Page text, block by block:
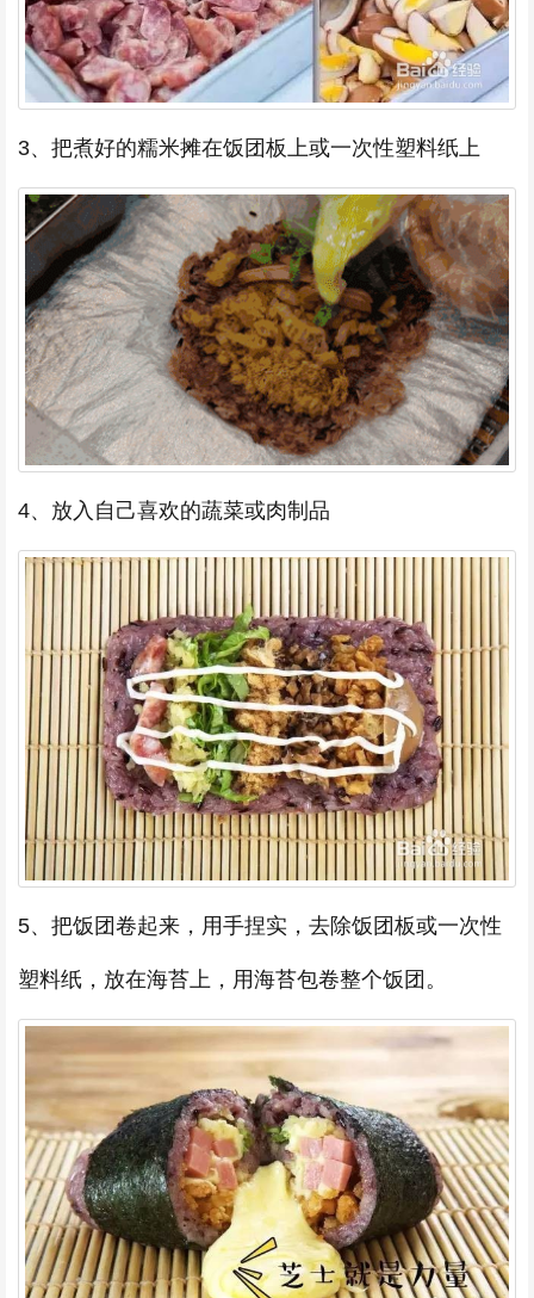
3、把煮好的糯米摊在饭团板上或一次性塑料纸上
4、放入自己喜欢的蔬菜或肉制品
5、把饭团卷起来，用手捏实，去除饭团板或一次性
塑料纸，放在海苔上，用海苔包卷整个饭团。